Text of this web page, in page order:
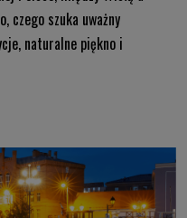
czego szuka uważny
naturalne piękno i